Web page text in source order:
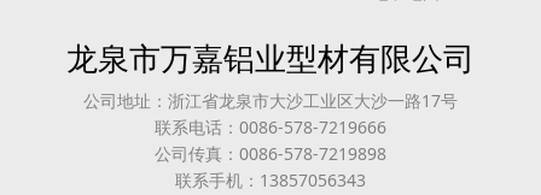
龙泉市万嘉铝业型材有限公司
公司地址：浙江省龙泉市大沙工业区大沙一路17号
联系电话：0086-578-7219666
公司传真：0086-578-7219898
联系手机：13857056343